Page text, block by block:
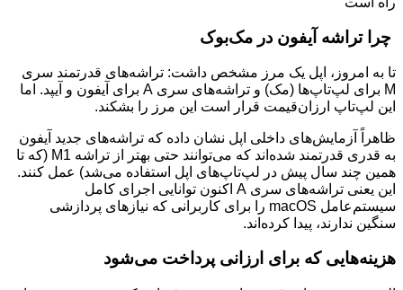
چرا تراشه آیفون در مک‌بوک
تا به امروز، اپل یک مرز مشخص داشت: تراشه‌های قدرتمند سری
M برای لپ‌تاپ‌ها (مک) و تراشه‌های سری A برای آیفون و آیپد. اما
این لپ‌تاپ ارزان‌قیمت قرار است این مرز را بشکند.
ظاهراً آزمایش‌های داخلی اپل نشان داده که تراشه‌های جدید آیفون
به قدری قدرتمند شده‌اند که می‌توانند حتی بهتر از تراشه M1 (که تا
همین چند سال پیش در لپ‌تاپ‌های اپل استفاده می‌شد) عمل کنند.
این یعنی تراشه‌های سری A اکنون توانایی اجرای کامل
سیستم‌عامل macOS را برای کاربرانی که نیازهای پردازشی
سنگین ندارند، پیدا کرده‌اند.
هزینه‌هایی که برای ارزانی پرداخت می‌شود